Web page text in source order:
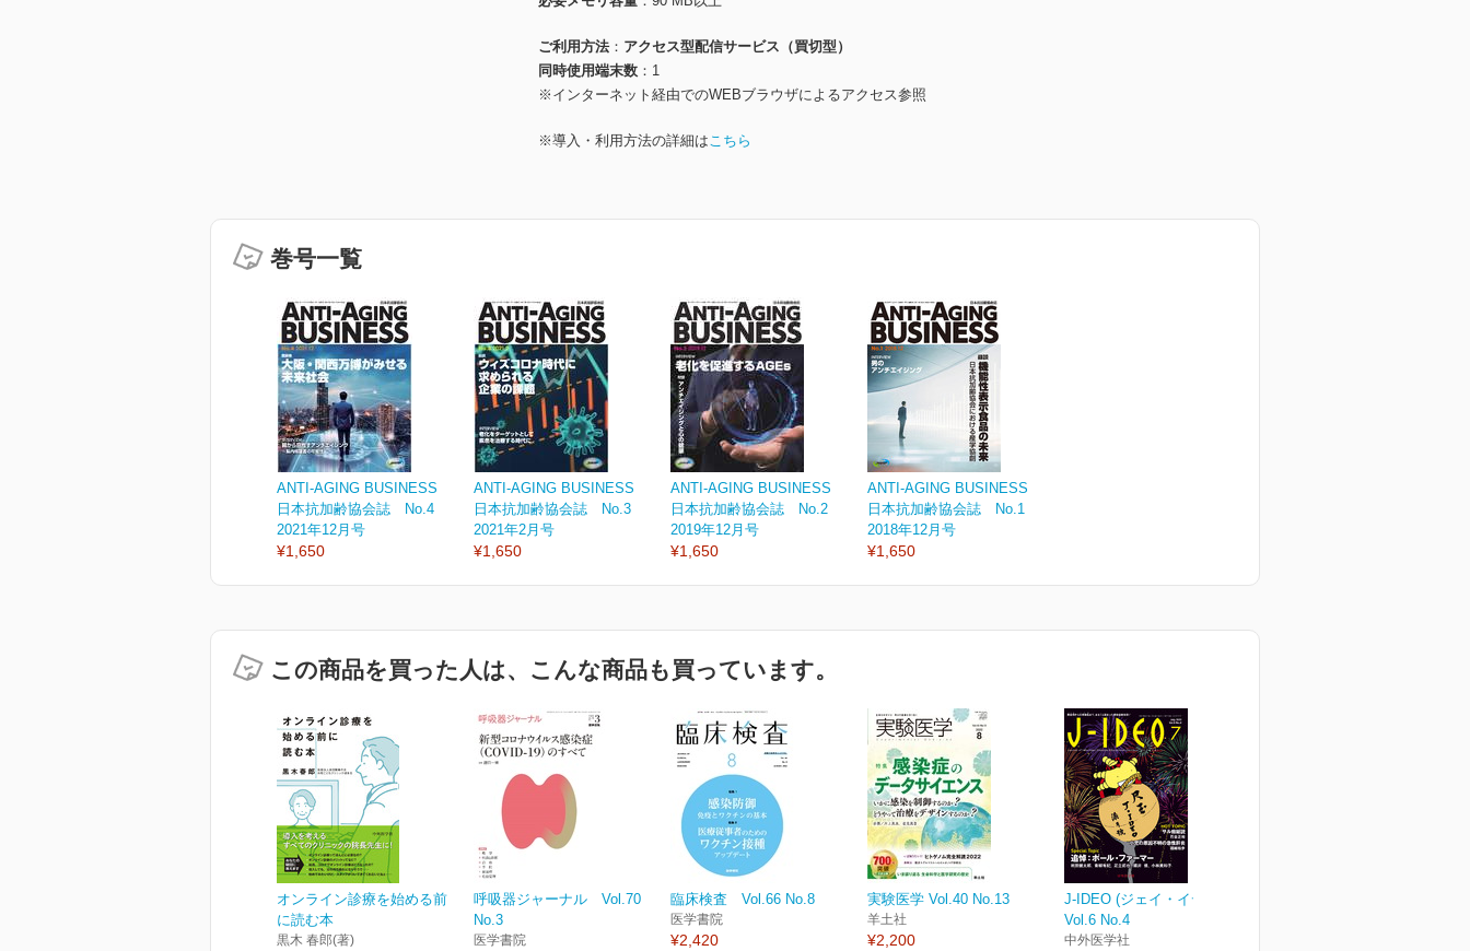
ご利用方法
アクセス型配信サービス（買切型）
同時使用端末数
1
※インターネット経由でのWEBブラウザによるアクセス参照
※導入・利用方法の詳細はこちら
巻号一覧
ANTI-AGING BUSINESS
日本抗加齢協会誌 No.4
2021年12月号
¥1,650
ANTI-AGING BUSINESS
日本抗加齢協会誌 No.3
2021年2月号
¥1,650
ANTI-AGING BUSINESS
日本抗加齢協会誌 No.2
2019年12月号
¥1,650
ANTI-AGING BUSINESS
日本抗加齢協会誌 No.1
2018年12月号
¥1,650
この商品を買った人は、こんな商品も買っています。
オンライン診療を始める前
に読む本
黒木 春郎(著)
呼吸器ジャーナル Vol.70
No.3
医学書院
臨床検査 Vol.66 No.8
医学書院
¥2,420
実験医学 Vol.40 No.13
羊土社
¥2,200
J-IDEO (ジェイ・イデオ)
Vol.6 No.4
中外医学社